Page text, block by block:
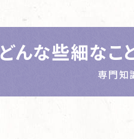
どんな些細なこ
専門知